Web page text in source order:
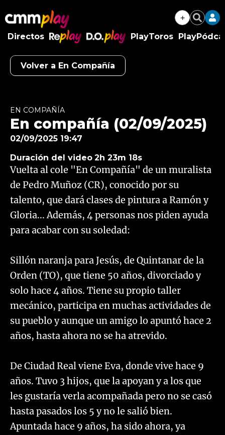
+ Buscar
Directos
RePlay
D.O.Play
PlayToros
Volver a En Compañía
Algo salió mal.
Try again
EN COMPAÑÍA
En compañía (02/09/2025)
02/09/2025 19:47
Duración del video 2h 23m 18s
Vuelta al cole "En Compañía" de un muralista
de Pedro Muñoz (CR), conocido por su
talento, que dará clases de pintura a Ramón y
Gloria... Además, 4 personas nos piden ayuda
para acabar con su soledad:
Sillón naranja para Jesús, de Quintanar de la
Orden (TO), que tiene 50 años, divorciado y
solo hace 4 años. Tiene su propio taller
mecánico, participa en muchas actividades de
su pueblo y aunque un amigo lo apuntó hace 2
años, hasta ahora no se ha atrevido.
De Ciudad Real viene Eva, donde vive hace 9
años. Tuvo 3 hijos, que la apoyan y a los que
les gustaría verla acompañada pero no se casó
hasta pasados los 5 y no le salió bien.
Apuntada hace 9 años, ha sido ahora, ya